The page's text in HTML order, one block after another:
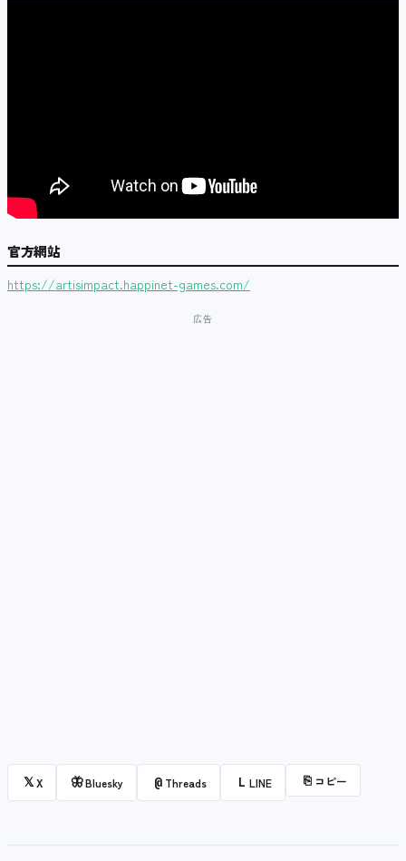
官方網站
https://artisimpact.happinet-games.com/
𝕏X 🦋Bluesky @ Threads L LINE ⎘ コピー